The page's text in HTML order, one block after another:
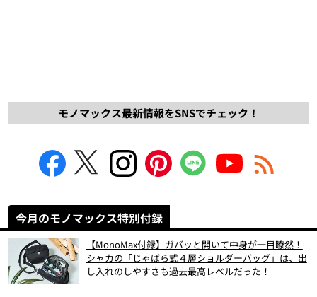
モノマックス最新情報をSNSでチェック！
今月のモノマックス特別付録
【MonoMax付録】ガバッと開いて中身が一目瞭然！
シャカの「じゃばら式４層ショルダーバッグ」は、出
し入れのしやすさも過去最高レベルだった！